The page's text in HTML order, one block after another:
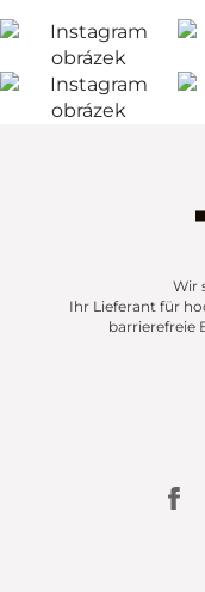
Wir
Ihr Lieferant für
barrierefreie